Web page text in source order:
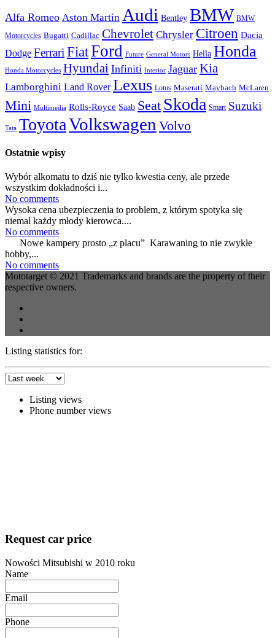
Alfa Romeo Aston Martin Audi Bentley BMW BMW
Motorcycles Bugatti Cadillac Chevrolet Chrysler Citroen Dacia
Dodge Ferrari FiatFord Future General Motors Hella Honda
Honda Motorcycles Hyundai Infiniti Interior Jaguar Kia
Lamborghini Land Rover Lexus Lotus Maserati Maybach McLaren
Mini Multimedia Rolls-Royce Saab Seat Skoda Smart Suzuki
Tata ToyotaVolkswagen Volvo
Ostatnie wpisy
Wybór alkomatu to dziś nie tylko kwestia ceny, ale przede
wszystkim dokładności i...
No comments
Wysoka cena ubezpieczenia to problem, z którym spotyka się
niemal każdy młody kierowca....
No comments
Nowe kampery prosto „z placu” Karawaning to nie zwykłe
hobby,...
No comments
Mototarget © 2021 Trademarks and brands are the property of their
respective owners.
Listing statistics for:
Listing views
Phone number views
Request car price
Nowości Mitsubishi w 2010 roku
Name
Email
Phone